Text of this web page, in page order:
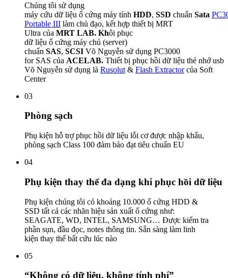
Chúng tôi sử dụng
máy cứu dữ liệu ổ cứng máy tính HDD, SSD chuẩn Sata
Portable III làm chủ đạo, kết hợp thiết bị MRT
Ultra của MRT LAB. Khôi phục
dữ liệu ổ cứng máy chủ (server)
chuẩn SAS, SCSI Võ Nguyễn sử dụng PC3000
for SAS của ACELAB. Thiết bị phục hồi dữ liệu thẻ nhớ usb
Võ Nguyễn sử dụng là Rusolut & Flash Extractorcủa Soft
Center
03
Phòng sạch
Phụ kiện hỗ trợ phục hồi dữ liệu lỗi cơ được nhập khẩu,
phòng sạch Class 100 đảm bảo đạt tiêu chuẩn EU
04
Phụ kiện thay thế đa dạng khi phục hồi dữ liệu
Phụ kiện chúng tôi có khoảng 10.000 ổ cứng HDD &
SSD tất cả các nhãn hiệu sản xuất ổ cứng như:
SEAGATE, WD, INTEL, SAMSUNG… Được kiểm tra
phần sụn, đầu đọc, notes thông tin. Sẵn sàng làm linh
kiện thay thế bất cứu lúc nào
05
“Không có dữ liệu, không tính phí”